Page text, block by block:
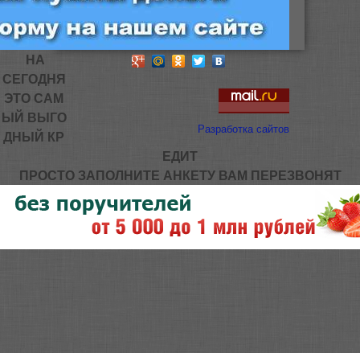
Разработка сайтов
НА
СЕГОДНЯ
ЭТО САМ
ЫЙ ВЫГО
ДНЫЙ КР
ЕДИТ
ПРОСТО ЗАПОЛНИТЕ АНКЕТУ ВАМ ПЕРЕЗВОНЯТ